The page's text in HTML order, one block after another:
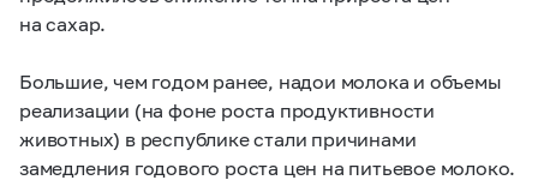
на сахар.
Большие, чем годом ранее, надои молока и объемы
реализации (на фоне роста продуктивности
животных) в республике стали причинами
замедления годового роста цен на питьевое молоко.